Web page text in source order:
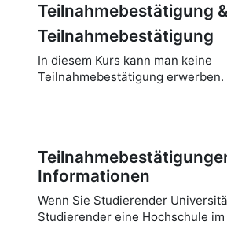
Teilnahmebestätigung
Teilnahmebestätigung
In diesem Kurs kann man keine
Teilnahmebestätigung erwerben.
Informationen
Wenn Sie Studierender
Studierender eine Hochschule